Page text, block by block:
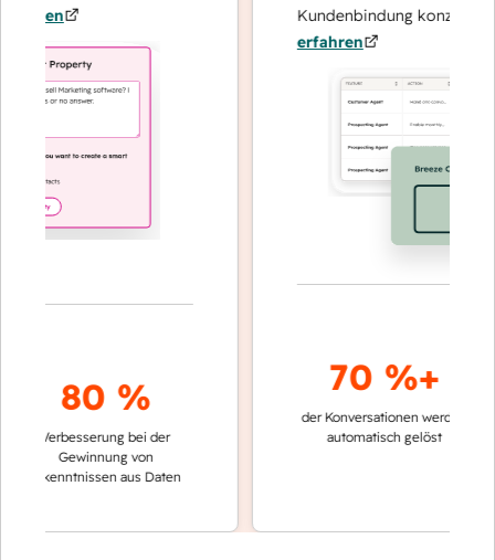
80 %
Verbesserung bei der
Gewinnung von
aus Daten
Kundenbindung konzentrieren
erfahren
70 %+
der Konversationen werden
automatisch gelöst